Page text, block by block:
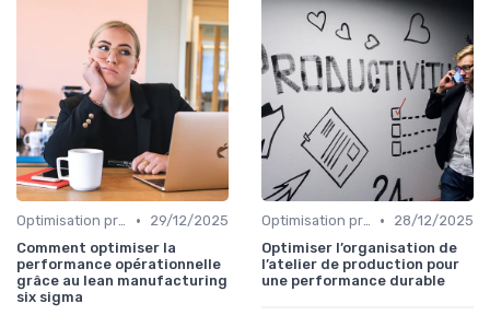
Optimisation processus •
29/12/2025
Comment optimiser la
performance opérationnelle
grâce au lean manufacturing
six sigma
Optimisation processus •
28/12/2025
Optimiser l’organisation de
l’atelier de production pour
une performance durable